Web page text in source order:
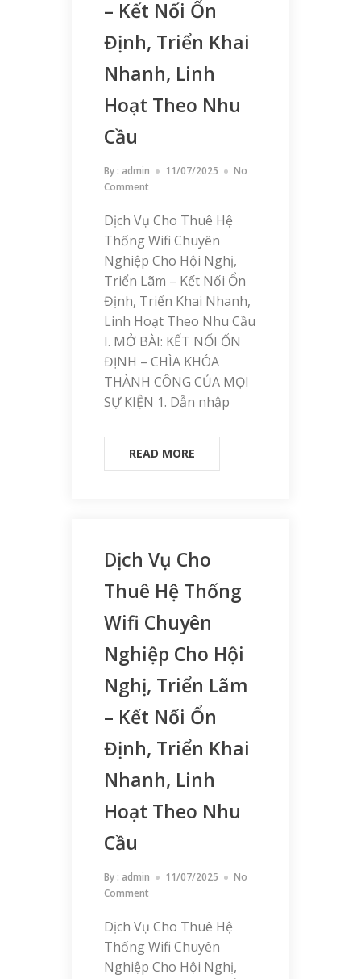
– Kết Nối Ổn
Định, Triển Khai
Nhanh, Linh
Hoạt Theo Nhu
Cầu
By : admin 11/07/2025
No
Comment
Dịch Vụ Cho Thuê Hệ
Thống Wifi Chuyên
Nghiệp Cho Hội Nghị,
Triển Lãm – Kết Nối Ổn
Định, Triển Khai Nhanh,
Linh Hoạt Theo Nhu Cầu
I. MỞ BÀI: KẾT NỐI ỔN
ĐỊNH – CHÌA KHÓA
THÀNH CÔNG CỦA MỌI
SỰ KIỆN 1. Dẫn nhập
READ MORE
Dịch Vụ Cho
Thuê Hệ Thống
Wifi Chuyên
Nghiệp Cho Hội
Nghị, Triển Lãm
– Kết Nối Ổn
Định, Triển Khai
Nhanh, Linh
Hoạt Theo Nhu
Cầu
By : admin 11/07/2025
No
Comment
Dịch Vụ Cho Thuê Hệ
Thống Wifi Chuyên
Nghiệp Cho Hội Nghị,